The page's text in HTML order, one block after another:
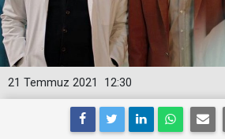
12:30
21 Temmuz 2021